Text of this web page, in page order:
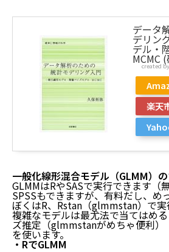
データ
デリン
デル・
MCMC
created by
楽天
一般化線形混合モデル（GLMM）
GLMMはRやSASで実行できます（
SPSSもできますが、有料だし、め
ぼくはR、Rstan（glmmstan）で実
複雑なモデルは最尤法で当てはめ
ズ推定（glmmstanがめちゃ便利）
を使います。
・RでGLMM